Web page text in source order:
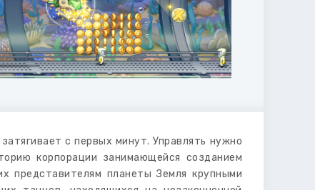
с первых минут. Управлять нужно
корпорации занимающейся созданием
представителям планеты Земля крупными